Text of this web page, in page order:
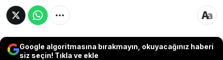
Google algoritmasına bırakmayın, okuyacağınız haberi
siz seçin! Tıkla ve ekle